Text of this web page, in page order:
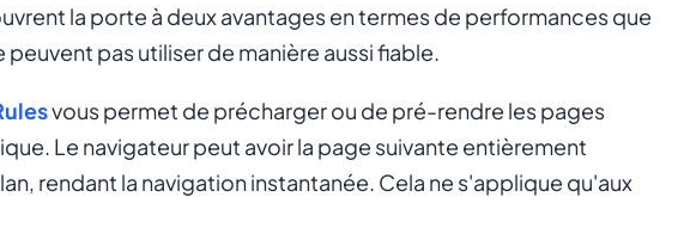
la porte à deux avantages en termes de performances que
pas utiliser de manière aussi fiable.
vous permet de précharger ou de pré-rendre les pages
Le navigateur peut avoir la page suivante entièrement
rendant la navigation instantanée. Cela ne s'applique qu'aux